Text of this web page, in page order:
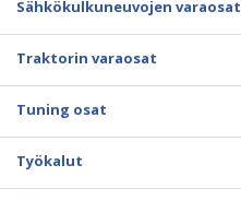
Sähkökulkuneuvojen varaosat
Traktorin varaosat
Tuning osat
Työkalut